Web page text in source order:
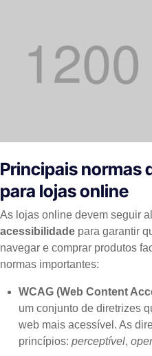
Principais normas
para lojas online
As lojas online devem seguir
acessibilidade para garantir
navegar e comprar produtos
normas importantes:
WCAG (Web Content
um conjunto de diretrizes
web mais acessível. As
princípios:perceptível,